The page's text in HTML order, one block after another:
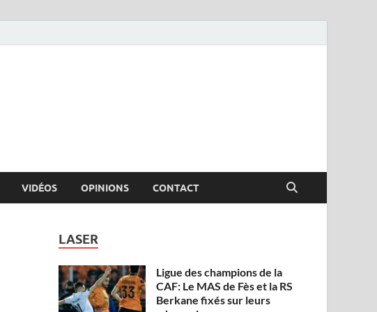
VIDÉOS OPINIONS CONTACT
LASER
Ligue des champions de la
CAF: Le MAS de Fès et la RS
Berkane fixés sur leurs